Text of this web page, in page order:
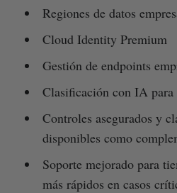
Regiones de datos
Cloud Identity Premium
Gestión de endpoints
Clasificación con IA
Controles asegurados y
disponibles como
Soporte mejorado para
más rápidos en casos